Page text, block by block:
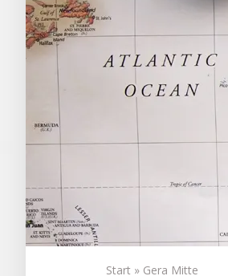
Start » Gera Mitte